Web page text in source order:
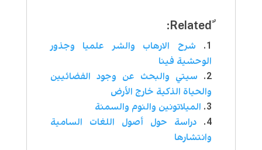
ٌRelated:
شرح الارهاب والشر علميا وجذور
الوحشية فينا
سيتي والبحث عن وجود الفضائيين
والحياة الذكية خارج الأرض
الميلاتونين والنوم والسمنة
دراسة حول أصول اللغات السامية
وانتشارها